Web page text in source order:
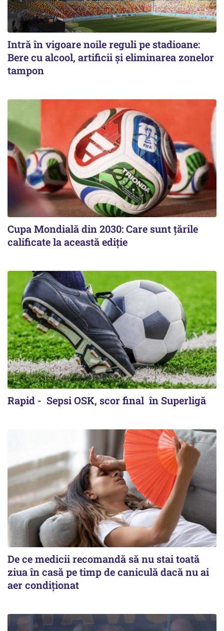
Intră în vigoare noile reguli pe stadioane:
Bere cu alcool, artificii și eliminarea zonelor
tampon
Cupa Mondială din 2030: Care sunt țările
calificate la această ediție
Rapid - Sepsi OSK, scor final în Superligă
De ce medicii recomandă să nu stai toată
ziua în casă pe timp de caniculă dacă nu ai
aer condiționat